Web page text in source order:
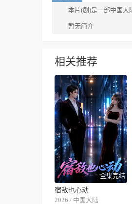
本片(剧)是一部中国大
暂无简介
相关推荐
全集完结
宿敌也心动
2026 / 中国大陆